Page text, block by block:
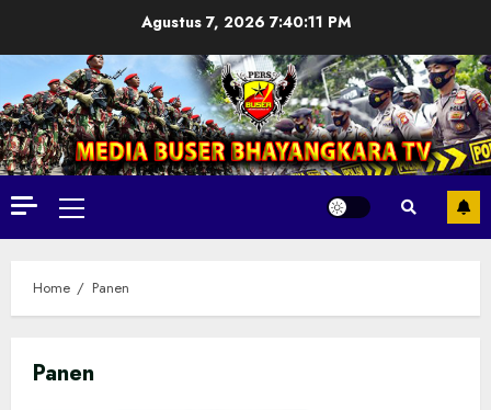
Agustus 7, 2026 7:40:12 PM
Primary
Menu
Home Panen
Panen